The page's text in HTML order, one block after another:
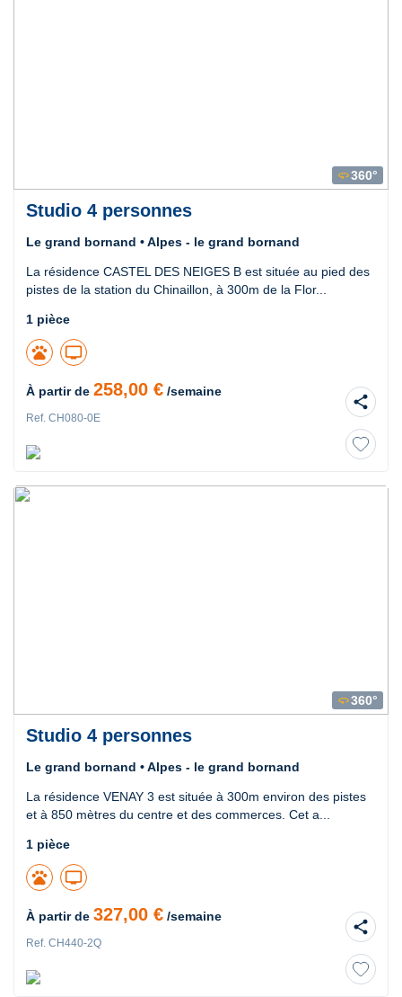
360360°
Studio 4 personnes
Le grand bornand • Alpes - le grand bornand
La résidence CASTEL DES NEIGES B est située au pied des
pistes de la station du Chinaillon, à 300m de la Flor...
1 pièce
pets tv
À partir de 258,00 € /semaine
Ref. CH080-0E
share
360360°
Studio 4 personnes
Le grand bornand • Alpes - le grand bornand
La résidence VENAY 3 est située à 300m environ des pistes
et à 850 mètres du centre et des commerces. Cet a...
1 pièce
pets tv
À partir de 327,00 € /semaine
Ref. CH440-2Q
share